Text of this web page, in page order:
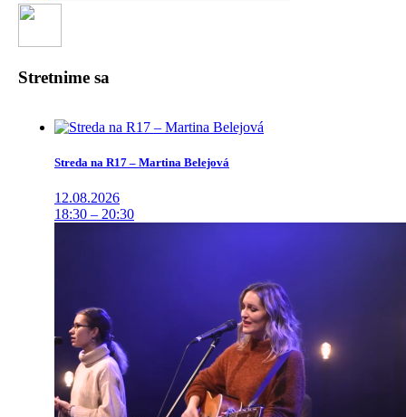
Stretnime sa
Streda na R17 – Martina Belejová
12.08.2026
18:30 – 20:30